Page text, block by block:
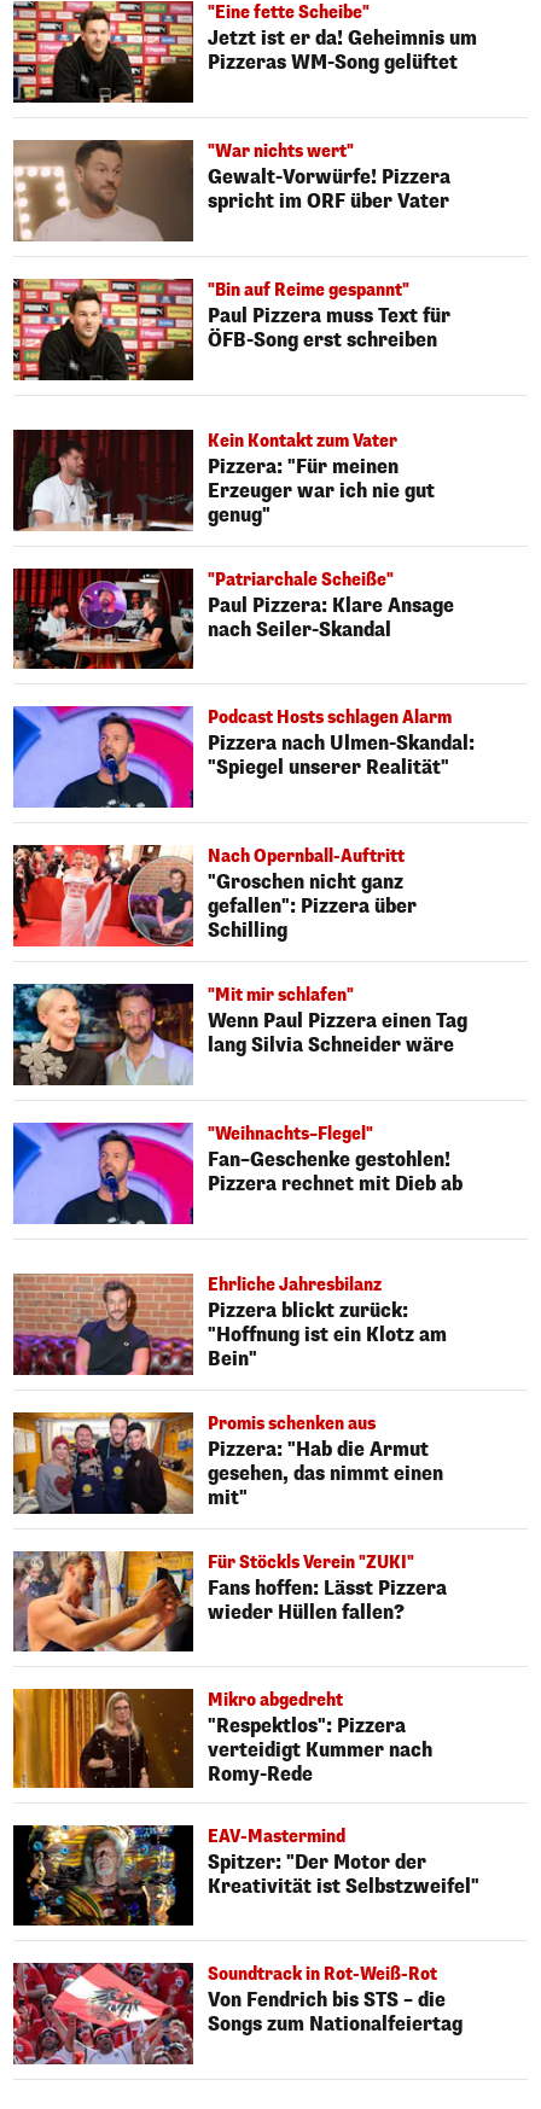
"Eine fette Scheibe"
Jetzt ist er da! Geheimnis um
Pizzeras WM-Song gelüftet
"War nichts wert"
Gewalt-Vorwürfe! Pizzera
spricht im ORF über Vater
"Bin auf Reime gespannt"
Paul Pizzera muss Text für
ÖFB-Song erst schreiben
Kein Kontakt zum Vater
Pizzera: "Für meinen
Erzeuger war ich nie gut
genug"
"Patriarchale Scheiße"
Paul Pizzera: Klare Ansage
nach Seiler-Skandal
Podcast Hosts schlagen Alarm
Pizzera nach Ulmen-Skandal:
"Spiegel unserer Realität"
Nach Opernball-Auftritt
"Groschen nicht ganz
gefallen": Pizzera über
Schilling
"Mit mir schlafen"
Wenn Paul Pizzera einen Tag
lang Silvia Schneider wäre
"Weihnachts–Flegel"
Fan–Geschenke gestohlen!
Pizzera rechnet mit Dieb ab
Ehrliche Jahresbilanz
Pizzera blickt zurück:
"Hoffnung ist ein Klotz am
Bein"
Promis schenken aus
Pizzera: "Hab die Armut
gesehen, das nimmt einen
mit"
Für Stöckls Verein "ZUKI"
Fans hoffen: Lässt Pizzera
wieder Hüllen fallen?
Mikro abgedreht
"Respektlos": Pizzera
verteidigt Kummer nach
Romy-Rede
EAV-Mastermind
Spitzer: "Der Motor der
Kreativität ist Selbstzweifel"
Soundtrack in Rot-Weiß-Rot
Von Fendrich bis STS – die
Songs zum Nationalfeiertag